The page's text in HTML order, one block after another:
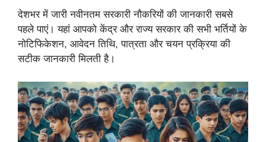
देशभर में जारी नवीनतम सरकारी नौकरियों की जानकारी सबसे
पहले पाएं। यहां आपको केंद्र और राज्य सरकार की सभी भर्तियों के
नोटिफिकेशन, आवेदन तिथि, पात्रता और चयन प्रक्रिया की
सटीक जानकारी मिलती है।